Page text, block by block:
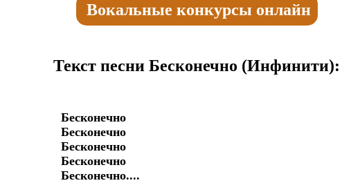
Вокальные конкурсы онлайн
Текст песни Бесконечно (Инфинити):
Бесконечно
Бесконечно
Бесконечно
Бесконечно
Бесконечно....